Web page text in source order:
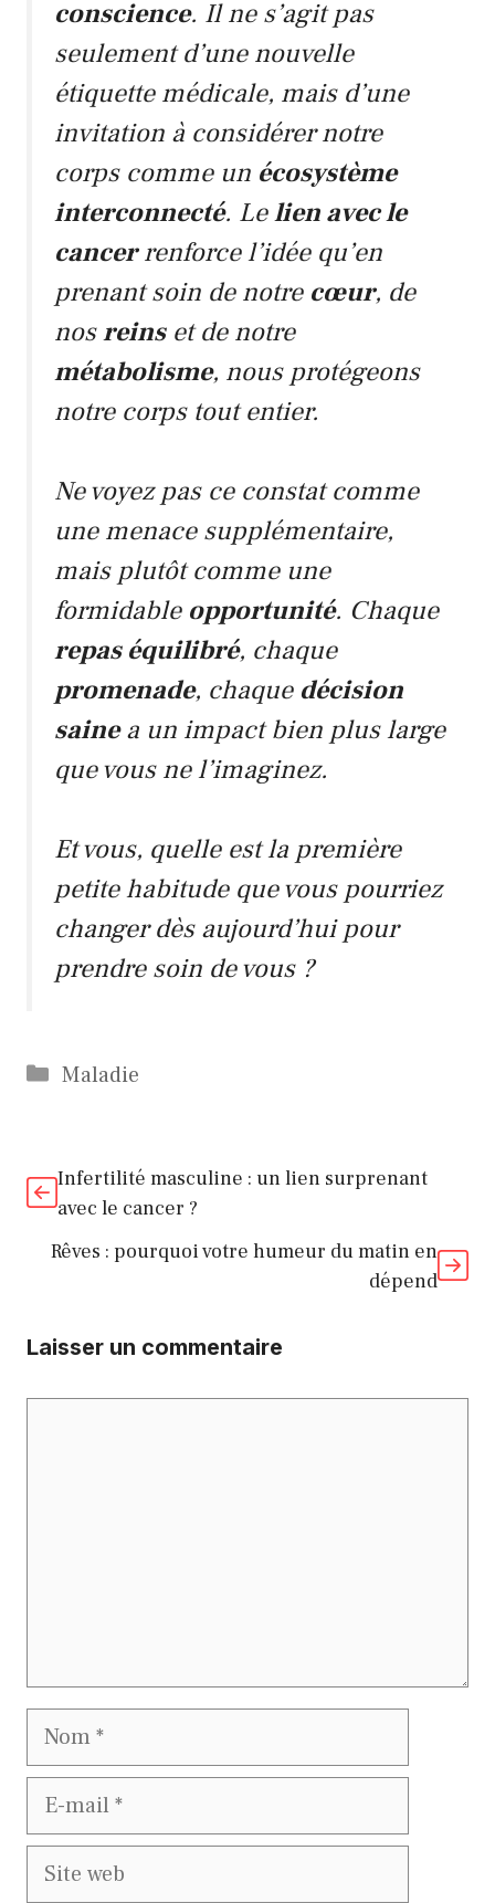
conscience. Il ne s’agit pas
seulement d’une nouvelle
étiquette médicale, mais d’une
invitation à considérer notre
corps comme un écosystème
interconnecté. Lelien avec le
cancerrenforce l’idée qu’en
prenant soin de notre cœur, de
nosreinset de notre
métabolisme, nous protégeons
notre corps tout entier.
Ne voyez pas ce constat comme
une menace supplémentaire,
mais plutôt comme une
formidable opportunité. Chaque
repas équilibré, chaque
promenade, chaque décision
sainea un impact bien plus large
que vous ne l’imaginez.
Et vous, quelle est la première
petite habitude que vous pourriez
changer dès aujourd’hui pour
prendre soin de vous ?
Catégories
Maladie
Infertilité masculine : un lien surprenant
avec le cancer ?
Rêves : pourquoi votre humeur du matin en
dépend
Laisser un commentaire
Nom
E-
Site